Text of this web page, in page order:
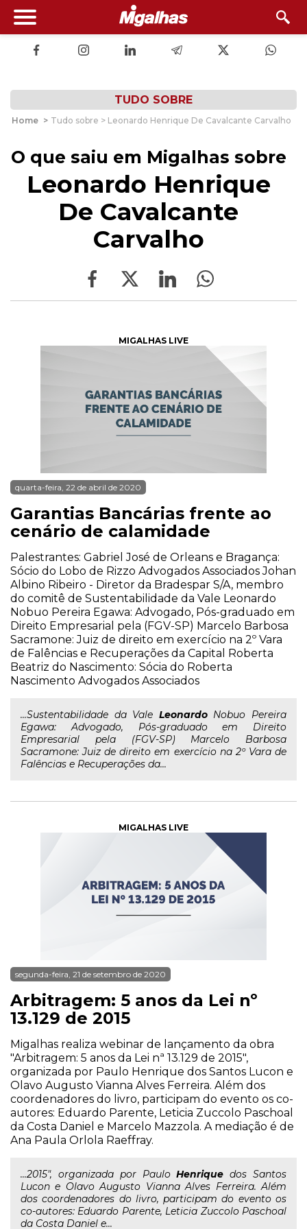
TUDO SOBRE
Home > Tudo sobre > Leonardo Henrique De Cavalcante Carvalho
O que saiu em Migalhas sobre
Leonardo Henrique
De Cavalcante
Carvalho
MIGALHAS LIVE
quarta-feira, 22 de abril de 2020
Garantias Bancárias frente ao
cenário de calamidade
Palestrantes: Gabriel José de Orleans e Bragança:
Sócio do Lobo de Rizzo Advogados Associados Johan
Albino Ribeiro - Diretor da Bradespar S/A, membro
do comitê de Sustentabilidade da Vale Leonardo
Nobuo Pereira Egawa: Advogado, Pós-graduado em
Direito Empresarial pela (FGV-SP) Marcelo Barbosa
Sacramone: Juiz de direito em exercício na 2º Vara
de Falências e Recuperações da Capital Roberta
Beatriz do Nascimento: Sócia do Roberta
Nascimento Advogados Associados
...Sustentabilidade da Vale LeonardoNobuo Pereira
Egawa: Advogado, Pós-graduado em Direito
Empresarial pela (FGV-SP) Marcelo Barbosa
Sacramone: Juiz de direito em exercício na 2º Vara de
Falências e Recuperações da...
MIGALHAS LIVE
segunda-feira, 21 de setembro de 2020
Arbitragem: 5 anos da Lei nº
13.129 de 2015
Migalhas realiza webinar de lançamento da obra
"Arbitragem: 5 anos da Lei nª 13.129 de 2015",
organizada por Paulo Henrique dos Santos Lucon e
Olavo Augusto Vianna Alves Ferreira. Além dos
coordenadores do livro, participam do evento os co-
autores: Eduardo Parente, Leticia Zuccolo Paschoal
da Costa Daniel e Marcelo Mazzola. A mediação é de
Ana Paula Orlola Raeffray.
...2015", organizada por PauloHenrique dos Santos
Lucon e Olavo Augusto Vianna Alves Ferreira. Além
dos coordenadores do livro, participam do evento os
co-autores: Eduardo Parente, Leticia Zuccolo Paschoal
da Costa Daniel e...